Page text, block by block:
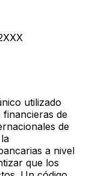
utilizado
de
de
a nivel
que los